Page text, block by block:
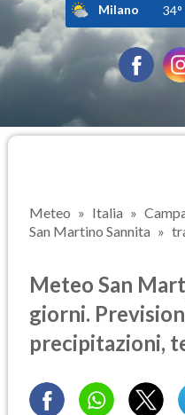
Milano 34°
Meteo Italia
San Martino Sannita
Meteo San
giorni.
precipitazioni,